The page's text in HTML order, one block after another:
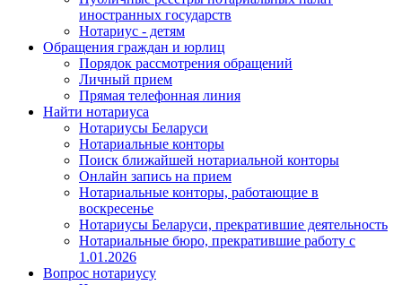
иностранных государств
Нотариус - детям
Обращения граждан и юрлиц
Порядок рассмотрения обращений
Личный прием
Прямая телефонная линия
Найти нотариуса
Нотариусы Беларуси
Нотариальные конторы
Поиск ближайшей нотариальной конторы
Онлайн запись на прием
Нотариальные конторы, работающие в
воскресенье
Нотариусы Беларуси, прекратившие деятельность
Нотариальные бюро, прекратившие работу с
1.01.2026
Вопрос нотариусу